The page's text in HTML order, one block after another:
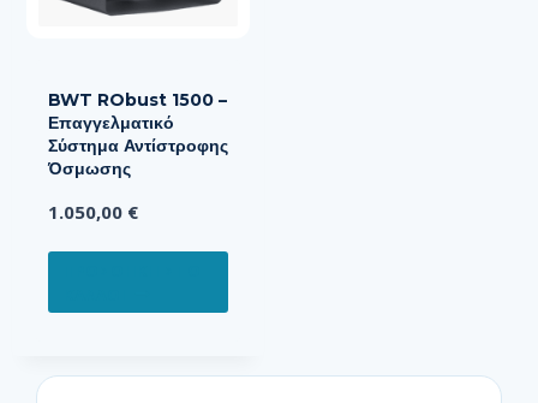
BWT RObust 1500 –
Επαγγελματικό
Σύστημα Αντίστροφης
Όσμωσης
1.050,00 €